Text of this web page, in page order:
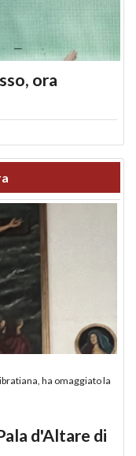
ora
ha omaggiato la
d'Altare di